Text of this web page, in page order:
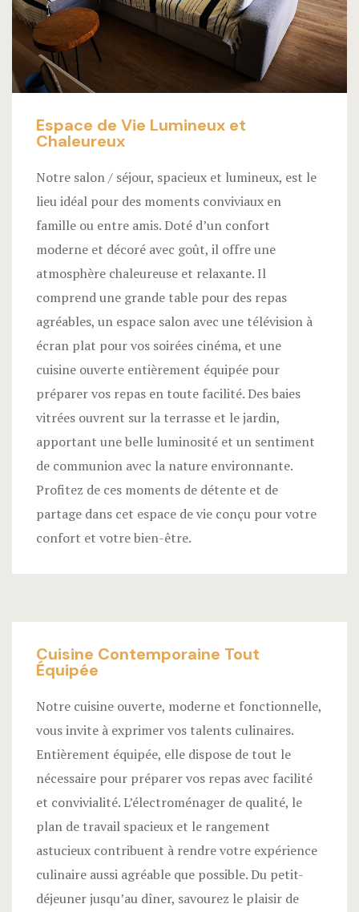
Espace de Vie Lumineux et
Chaleureux
Notre salon / séjour, spacieux et lumineux, est le
lieu idéal pour des moments conviviaux en
famille ou entre amis. Doté d’un confort
moderne et décoré avec goût, il offre une
atmosphère chaleureuse et relaxante. Il
comprend une grande table pour des repas
agréables, un espace salon avec une télévision à
écran plat pour vos soirées cinéma, et une
cuisine ouverte entièrement équipée pour
préparer vos repas en toute facilité. Des baies
vitrées ouvrent sur la terrasse et le jardin,
apportant une belle luminosité et un sentiment
de communion avec la nature environnante.
Profitez de ces moments de détente et de
partage dans cet espace de vie conçu pour votre
confort et votre bien-être.
Cuisine Contemporaine Tout
Équipée
Notre cuisine ouverte, moderne et fonctionnelle,
vous invite à exprimer vos talents culinaires.
Entièrement équipée, elle dispose de tout le
nécessaire pour préparer vos repas avec facilité
et convivialité. L’électroménager de qualité, le
plan de travail spacieux et le rangement
astucieux contribuent à rendre votre expérience
culinaire aussi agréable que possible. Du petit-
déjeuner jusqu’au dîner, savourez le plaisir de